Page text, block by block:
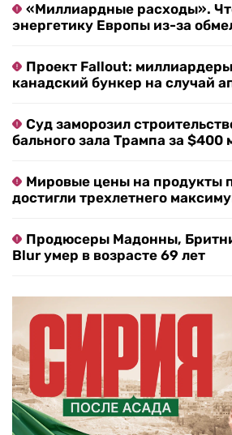
«Миллиардные расходы».
энергетику Европы из-за
Проект Fallout:
канадский бункер на случай
Суд заморозил
бального зала Трампа за $400
Мировые цены на продукты
достигли трехлетнего
Продюсеры Мадонны,
Blur умер в возрасте 69 лет